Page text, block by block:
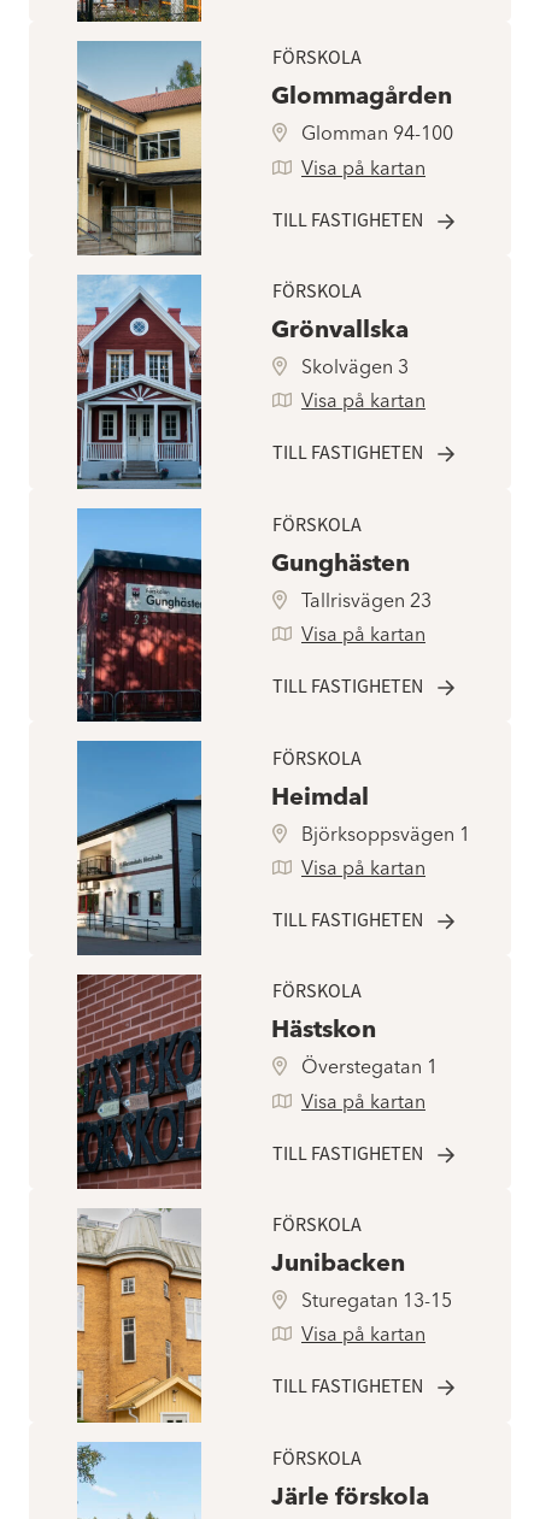
FÖRSKOLA
Glommagården
Glomman 94-100
Visa på kartan
TILL FASTIGHETEN
FÖRSKOLA
Grönvallska
Skolvägen 3
Visa på kartan
TILL FASTIGHETEN
FÖRSKOLA
Gunghästen
Tallrisvägen 23
Visa på kartan
TILL FASTIGHETEN
FÖRSKOLA
Heimdal
Björksoppsvägen 1
Visa på kartan
TILL FASTIGHETEN
FÖRSKOLA
Hästskon
Överstegatan 1
Visa på kartan
TILL FASTIGHETEN
FÖRSKOLA
Junibacken
Sturegatan 13-15
Visa på kartan
TILL FASTIGHETEN
FÖRSKOLA
Järle förskola